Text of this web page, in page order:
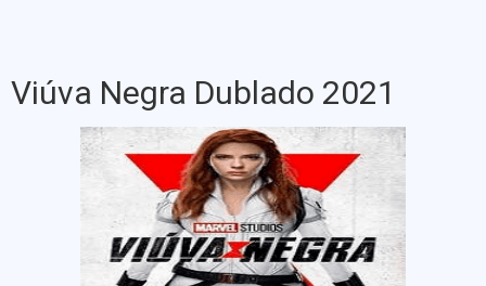
Viúva Negra Dublado 2021